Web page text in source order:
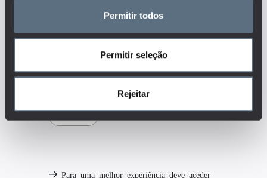
Permitir todos
Permitir seleção
Rejeitar
ENSINO BÁSICO
RENDIMENTOS
Para uma melhor experiência deve aceder